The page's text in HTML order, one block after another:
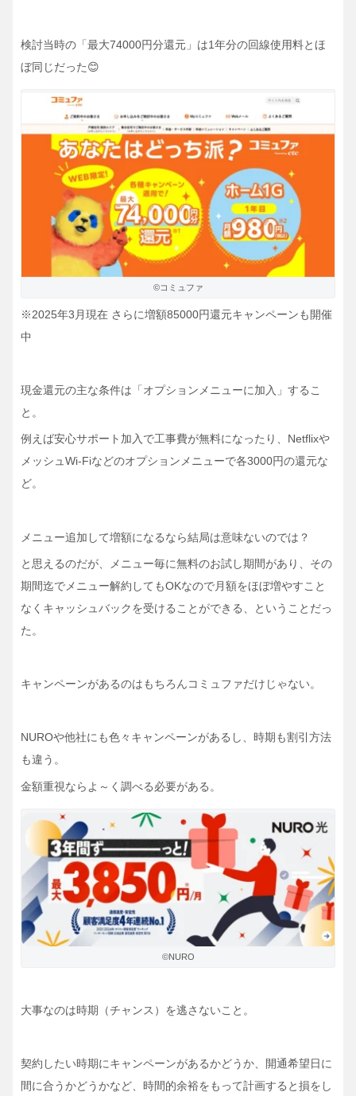
検討当時の「最大74000円分還元」は1年分の回線使用料とほ
ぼ同じだった😊
©コミュファ
※2025年3月現在 さらに増額85000円還元キャンペーンも開催
中
現金還元の主な条件は「オプションメニューに加入」するこ
と。
例えば安心サポート加入で工事費が無料になったり、Netflixや
メッシュWi-Fiなどのオプションメニューで各3000円の還元な
ど。
メニュー追加して増額になるなら結局は意味ないのでは？
と思えるのだが、メニュー毎に無料のお試し期間があり、その
期間迄でメニュー解約してもOKなので月額をほぼ増やすこと
なくキャッシュバックを受けることができる、ということだっ
た。
キャンペーンがあるのはもちろんコミュファだけじゃない。
NUROや他社にも色々キャンペーンがあるし、時期も割引方法
も違う。
金額重視ならよ～く調べる必要がある。
©NURO
大事なのは時期（チャンス）を逃さないこと。
契約したい時期にキャンペーンがあるかどうか、開通希望日に
間に合うかどうかなど、時間的余裕をもって計画すると損をし